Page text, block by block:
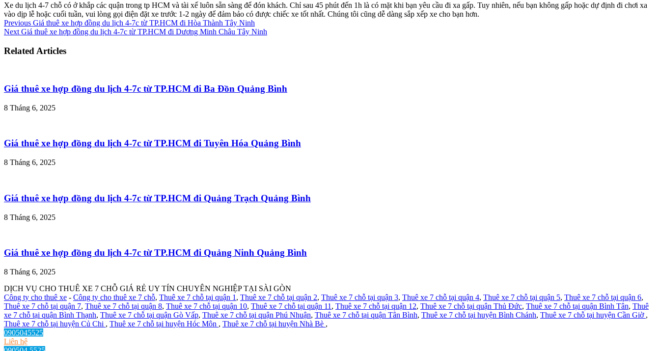
Xe du lịch 4-7 chỗ có ở khắp các quận trong tp HCM và tài xế luôn sẵn sàng để đón khách. Chỉ sau 45 phút đến 1h là có mặt khi bạn yêu cầu đi xa gấp. Tuy nhiên, nếu bạn không gấp hoặc dự định đi chơi xa
vào dịp lễ hoặc cuối tuần, vui lòng gọi điện đặt xe trước 1-2 ngày để đảm bảo có được chiếc xe tốt nhất. Chúng tôi cũng dễ dàng sắp xếp xe cho bạn hơn.
Previous Giá thuê xe hợp đồng du lịch 4-7c từ TP.HCM đi Hòa Thành Tây Ninh
Next Giá thuê xe hợp đồng du lịch 4-7c từ TP.HCM đi Dương Minh Châu Tây Ninh
Related Articles
Giá thuê xe hợp đồng du lịch 4-7c từ TP.HCM đi Ba Đồn Quảng Bình
8 Tháng 6, 2025
Giá thuê xe hợp đồng du lịch 4-7c từ TP.HCM đi Tuyên Hóa Quảng Bình
8 Tháng 6, 2025
Giá thuê xe hợp đồng du lịch 4-7c từ TP.HCM đi Quảng Trạch Quảng Bình
8 Tháng 6, 2025
Giá thuê xe hợp đồng du lịch 4-7c từ TP.HCM đi Quảng Ninh Quảng Bình
8 Tháng 6, 2025
DỊCH VỤ CHO THUÊ XE 7 CHỖ GIÁ RẺ UY TÍN CHUYÊN NGHIỆP TẠI SÀI GÒN
Công ty cho thuê xe - Công ty cho thuê xe 7 chỗ, Thuê xe 7 chỗ tại quận 1 , Thuê xe 7 chỗ tại quận 2, Thuê xe 7 chỗ tại quận 3, Thuê xe 7 chỗ tại quận 4, Thuê xe 7 chỗ tại quận 5, Thuê xe 7 chỗ tại quận 6,
Thuê xe 7 chỗ tại quận 7, Thuê xe 7 chỗ tại quận 8, Thuê xe 7 chỗ tại quận 10, Thuê xe 7 chỗ tại quận 11 , Thuê xe 7 chỗ tại quận 12, Thuê xe 7 chỗ tại quận Thủ Đức, Thuê xe 7 chỗ tại quận Bình Tân, Thuê
xe 7 chỗ tại quận Bình Thạnh, Thuê xe 7 chỗ tại quận Gò Vấp, Thuê xe 7 chỗ tại quận Phú Nhuận, Thuê xe 7 chỗ tại quận Tân Bình, Thuê xe 7 chỗ tại huyện Bình Chánh, Thuê xe 7 chỗ tại huyện Cần Giờ ,
Thuê xe 7 chỗ tại huyện Củ Chi , Thuê xe 7 chỗ tại huyện Hóc Môn , Thuê xe 7 chỗ tại huyện Nhà Bè ,
0905045525
Liên hệ